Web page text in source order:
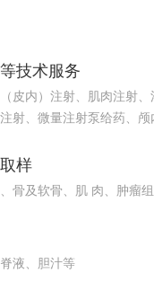
技术服务
皮内）注射、肌肉注射
射、微量注射泵给药、颅
样
骨及软骨、肌 肉、肿瘤
液、胆汁等